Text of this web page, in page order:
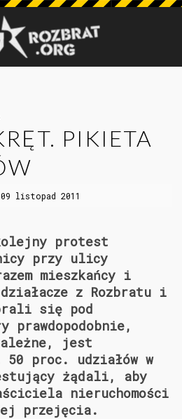
PIKIETA
listopad 2011
protest
przy ulicy
mieszkańcy i
z Rozbratu i
się pod
prawdopodobnie,
jest
proc. udziałów w
żądali, aby
nieruchomości
przejęcia.